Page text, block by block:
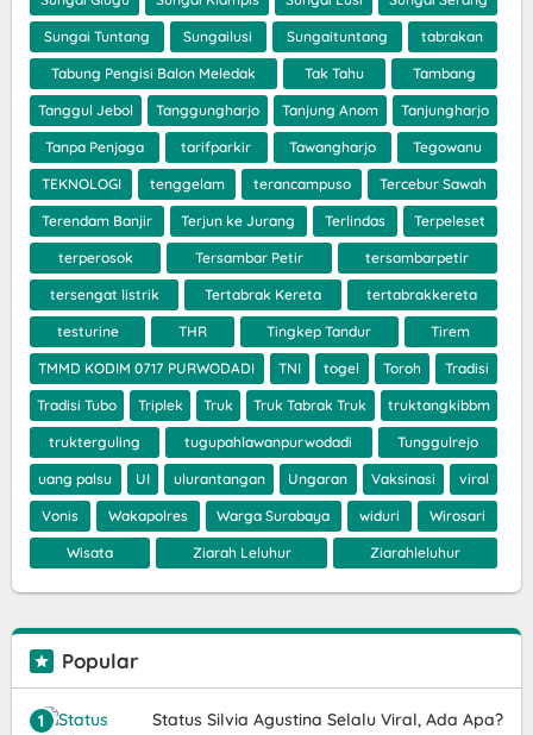
Sungai Tuntang Sungailusi Sungaituntang tabrakan
Tabung Pengisi Balon Meledak Tak Tahu Tambang
Tanggul Jebol Tanggungharjo Tanjung Anom Tanjungharjo
Tanpa Penjaga tarifparkir Tawangharjo Tegowanu
TEKNOLOGI tenggelam terancampuso Tercebur Sawah
Terendam Banjir Terjun ke Jurang Terlindas Terpeleset
terperosok Tersambar Petir tersambarpetir
tersengat listrik Tertabrak Kereta tertabrakkereta
testurine THR Tingkep Tandur Tirem
TMMD KODIM 0717 PURWODADI TNI togel Toroh Tradisi
Tradisi Tubo Triplek Truk Truk Tabrak Truk truktangkibbm
trukterguling tugupahlawanpurwodadi Tunggulrejo
uang palsu UI ulurantangan Ungaran Vaksinasi viral
Vonis Wakapolres Warga Surabaya widuri Wirosari
Wisata Ziarah Leluhur Ziarahleluhur
Popular
Status Silvia Agustina Selalu Viral, Ada Apa?